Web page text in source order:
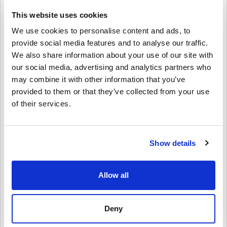
This website uses cookies
We use cookies to personalise content and ads, to
provide social media features and to analyse our traffic.
We also share information about your use of our site with
our social media, advertising and analytics partners who
may combine it with other information that you’ve
provided to them or that they’ve collected from your use
of their services.
Show details
Allow all
Deny
Želiš iznenaditi prijatelja ili člana obitelji?
Jednostavno odaberi iznos, personaliziraj ga dizajnom i porukom te
pošalji Xbox poklon karticu putem e-maila ili ju isprintaj. To je brz,
bilo koju drugu priliku.
Kako iskoristiti Xbox Gift Card 30 GBP UK?
3. Odaberi „Iskoristi kod” i unesi 25-znamenkasti kod
opremu, ova poklon kartica pokriva sve. Nabavi svoj Xbox Gift Card
30 GBP UK digitalni ključ sada na Livecards.net i uživaj u svemu što